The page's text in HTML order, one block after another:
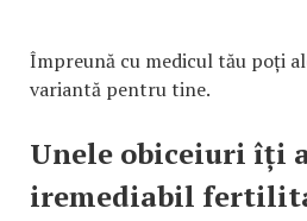
Împreună cu medicul tău poți
variantă pentru tine.
Unele obiceiuri îți
iremediabil